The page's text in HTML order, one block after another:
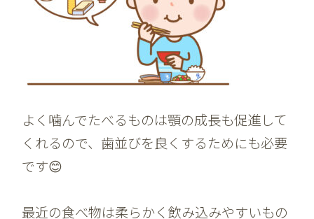
よく噛んでたべるものは顎の成長も促進して
くれるので、歯並びを良くするためにも必要
です😊
最近の食べ物は柔らかく飲み込みやすいもの